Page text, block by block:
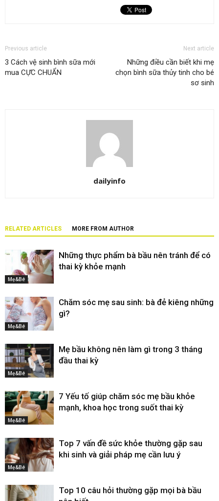
Previous article
3 Cách vệ sinh bình sữa mới
mua CỰC CHUẨN
Next article
Những điều cần biết khi mẹ
chọn bình sữa thủy tinh cho bé
sơ sinh
dailyinfo
RELATED ARTICLES MORE FROM AUTHOR
Mẹ&Bé
Những thực phẩm bà bầu nên tránh để có
thai kỳ khỏe mạnh
Mẹ&Bé
Chăm sóc mẹ sau sinh: bà đẻ kiêng những
gì?
Mẹ&Bé
Mẹ bầu không nên làm gì trong 3 tháng
đầu thai kỳ
Mẹ&Bé
7 Yếu tố giúp chăm sóc mẹ bầu khỏe
mạnh, khoa học trong suốt thai kỳ
Mẹ&Bé
Top 7 vấn đề sức khỏe thường gặp sau
khi sinh và giải pháp mẹ cần lưu ý
Top 10 câu hỏi thường gặp mọi bà bầu